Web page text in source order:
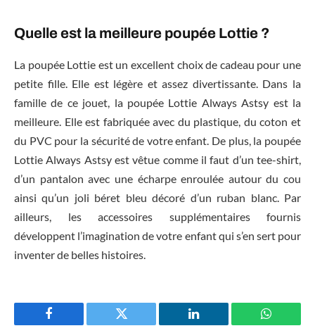
Quelle est la meilleure poupée Lottie ?
La poupée Lottie est un excellent choix de cadeau pour une
petite fille. Elle est légère et assez divertissante. Dans la
famille de ce jouet, la poupée Lottie Always Astsy est la
meilleure. Elle est fabriquée avec du plastique, du coton et
du PVC pour la sécurité de votre enfant. De plus, la poupée
Lottie Always Astsy est vêtue comme il faut d’un tee-shirt,
d’un pantalon avec une écharpe enroulée autour du cou
ainsi qu’un joli béret bleu décoré d’un ruban blanc. Par
ailleurs, les accessoires supplémentaires fournis
développent l’imagination de votre enfant qui s’en sert pour
inventer de belles histoires.
Facebook Twitter LinkedIn